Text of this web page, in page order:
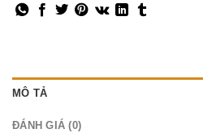
MÔ TẢ
ĐÁNH GIÁ (0)